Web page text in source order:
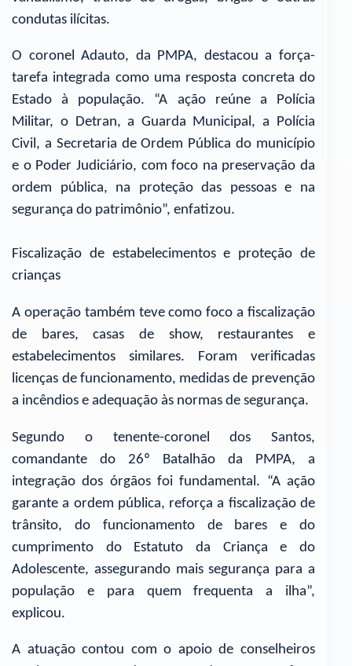
condutas ilícitas.
O coronel Adauto, da PMPA, destacou a força-
tarefa integrada como uma resposta concreta do
Estado à população. “A ação reúne a Polícia
Militar, o Detran, a Guarda Municipal, a Polícia
Civil, a Secretaria de Ordem Pública do município
e o Poder Judiciário, com foco na preservação da
ordem pública, na proteção das pessoas e na
segurança do patrimônio”, enfatizou.
Fiscalização de estabelecimentos e proteção de
crianças
A operação também teve como foco a fiscalização
de bares, casas de show, restaurantes e
estabelecimentos similares. Foram verificadas
licenças de funcionamento, medidas de prevenção
a incêndios e adequação às normas de segurança.
Segundo o tenente-coronel dos Santos,
comandante do 26º Batalhão da PMPA, a
integração dos órgãos foi fundamental. “A ação
garante a ordem pública, reforça a fiscalização de
trânsito, do funcionamento de bares e do
cumprimento do Estatuto da Criança e do
Adolescente, assegurando mais segurança para a
população e para quem frequenta a ilha”,
explicou.
A atuação contou com o apoio de conselheiros